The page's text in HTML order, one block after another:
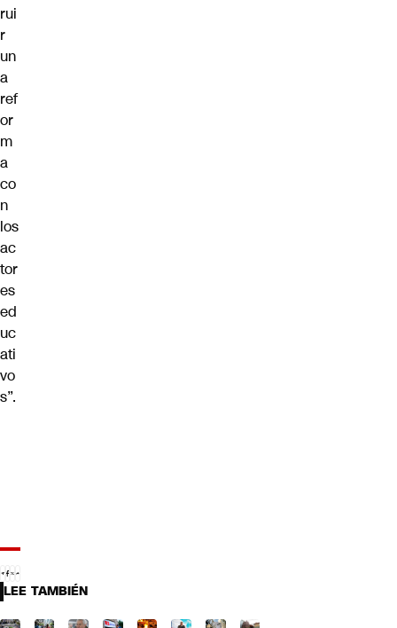
rui
r
un
a
ref
or
m
a
co
n
los
ac
tor
es
ed
uc
ati
vo
s”.
LEE TAMBIÉN